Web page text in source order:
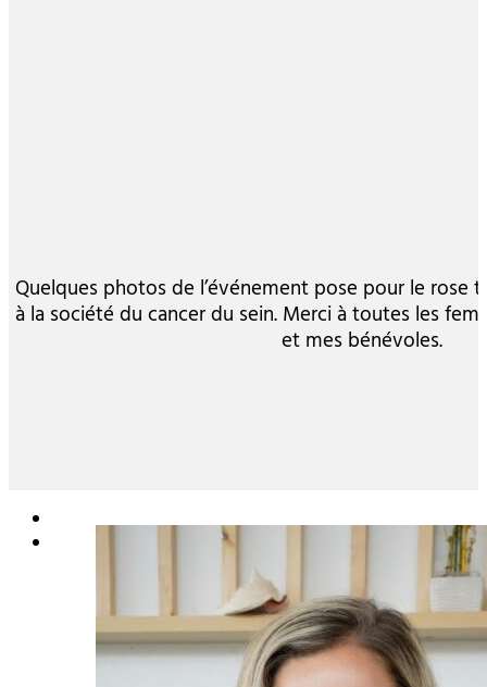
Quelques photos de l’événement pose pour le rose
à la société du cancer du sein. Merci à toutes les
et mes bénévoles.